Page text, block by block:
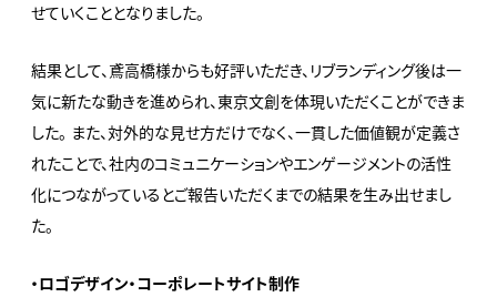
せていくこととなりました。
結果として、鳶高橋様からも好評いただき、リブランディング後は一
気に新たな動きを進められ、東京文創を体現いただくことができま
した。 また、対外的な見せ方だけでなく、一貫した価値観が定義さ
れたことで、社内のコミュニケーションやエンゲージメントの活性
化につながっているとご報告いただくまでの結果を生み出せまし
た。
・ロゴデザイン・コーポレートサイト制作